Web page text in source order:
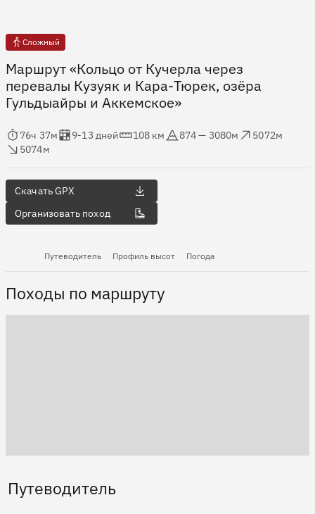
Сложный
Маршрут «Кольцо от Кучерла через
перевалы Кузуяк и Кара-Тюрек, озёра
Гульдыайры и Аккемское»
в пути
76ч 37м
Оценка в днях
9-13 дней
Дистанция
108 км
Абсолютная высота
874 — 3080м
5072м
5074м
Скачать GPX
Организовать поход
Путеводитель Профиль высот Погода
Походы по маршруту
Путеводитель